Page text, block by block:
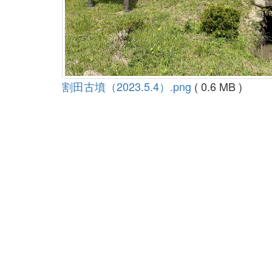
割田古墳（2023.5.4）.png ( 0.6 MB )